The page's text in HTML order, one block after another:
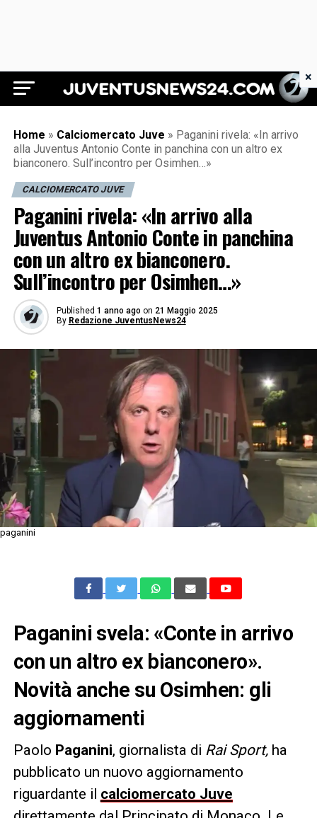
Juventus News 24
Home » Calciomercato Juve » Paganini rivela: «In arrivo
alla Juventus Antonio Conte in panchina con un altro ex
bianconero. Sull’incontro per Osimhen…»
CALCIOMERCATO JUVE
Paganini rivela: «In arrivo alla
Juventus Antonio Conte in panchina
con un altro ex bianconero.
Sull’incontro per Osimhen…»
Published 1 anno ago on 21 Maggio 2025
By Redazione JuventusNews24
paganini
Paganini svela: «Conte in arrivo
con un altro ex bianconero».
Novità anche su Osimhen: gli
aggiornamenti
Paolo Paganini, giornalista di Rai Sport,ha
pubblicato un nuovo aggiornamento
riguardante il calciomercato Juve
×